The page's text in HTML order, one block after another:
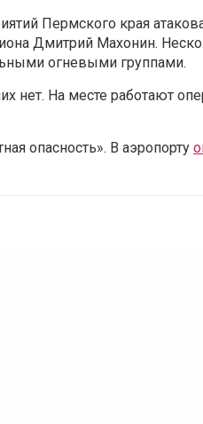
Пермского края
Дмитрий Махонин.
огневыми группами.
нет. На месте работают
опасность». В аэропорту